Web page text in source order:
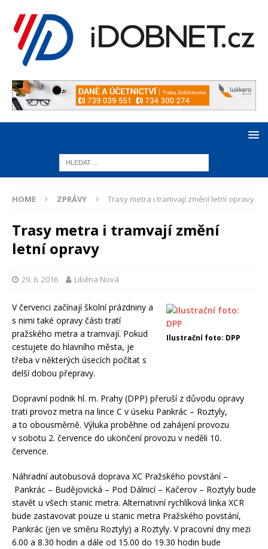
HOME ZPRÁVY Trasy metra i tramvají změní letní opravy
Trasy metra i tramvají změní
letní opravy
29. 6. 2016 Liběna Nová
Ilustrační foto: DPP
V červenci začínají školní prázdniny a
s nimi také opravy části tratí
pražského metra a tramvají. Pokud
cestujete do hlavního města, je
třeba v některých úsecích počítat s
delší dobou přepravy.
Dopravní podnik hl. m. Prahy (DPP) přeruší z důvodu opravy
trati provoz metra na lince C v úseku Pankrác – Roztyly,
a to obousměrně. Výluka proběhne od zahájení provozu
v sobotu 2. července do ukončení provozu v neděli 10.
července.
Náhradní autobusová doprava XC Pražského povstání –
Pankrác – Budějovická – Pod Dálnicí – Kačerov – Roztyly bude
stavět u všech stanic metra. Alternativní rychlíková linka XCR
bude zastavovat pouze u stanic metra Pražského povstání,
Pankrác (jen ve směru Roztyly) a Roztyly. V pracovní dny mezi
6.00 a 8.30 hodin a dále od 15.00 do 19.30 hodin bude